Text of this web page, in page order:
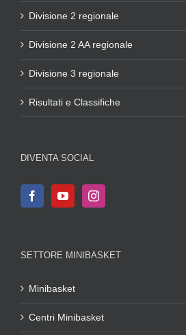
Divisione 2 regionale
Divisione 2 AA regionale
Divisione 3 regionale
Risultati e Classifiche
DIVENTA SOCIAL
SETTORE MINIBASKET
Minibasket
Centri Minibasket